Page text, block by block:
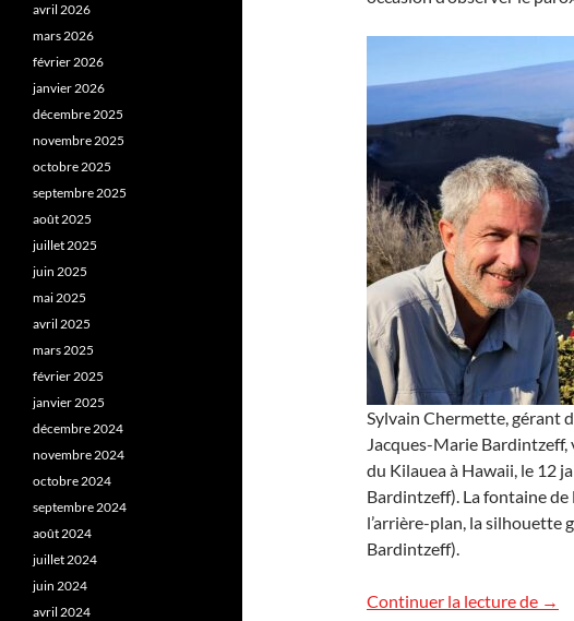
Sylvain Chermette, gérant
Jacques-Marie Bardintzeff,
du Kilauea à Hawaii, le 12
Bardintzeff). La fontaine
l’arrière-plan, la silhouette
Bardintzeff).
Continuer la lecture de Un
→
avril 2026
mars 2026
février 2026
janvier 2026
décembre 2025
novembre 2025
octobre 2025
septembre 2025
août 2025
juillet 2025
juin 2025
mai 2025
avril 2025
mars 2025
février 2025
janvier 2025
décembre 2024
novembre 2024
octobre 2024
septembre 2024
août 2024
juillet 2024
juin 2024
avril 2024